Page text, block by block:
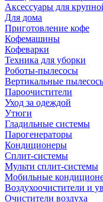
Аксессуары для
Для дома
Приготовление кофе
Кофемашины
Кофеварки
Техника для уборки
Роботы-пылесосы
Вертикальные
Пароочистители
Уход за одеждой
Утюги
Гладильные системы
Парогенераторы
Кондиционеры
Сплит-системы
Мульти сплит-системы
Мобильные
Воздухоочистители и
Очистители воздуха